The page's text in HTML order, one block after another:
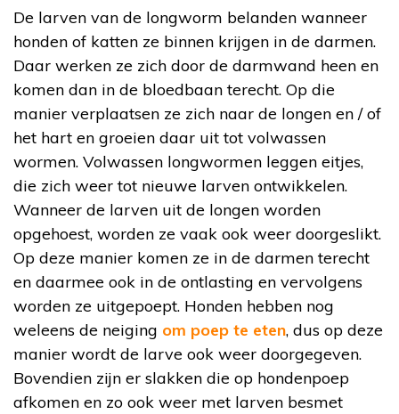
De larven van de longworm belanden wanneer
honden of katten ze binnen krijgen in de darmen.
Daar werken ze zich door de darmwand heen en
komen dan in de bloedbaan terecht. Op die
manier verplaatsen ze zich naar de longen en / of
het hart en groeien daar uit tot volwassen
wormen. Volwassen longwormen leggen eitjes,
die zich weer tot nieuwe larven ontwikkelen.
Wanneer de larven uit de longen worden
opgehoest, worden ze vaak ook weer doorgeslikt.
Op deze manier komen ze in de darmen terecht
en daarmee ook in de ontlasting en vervolgens
worden ze uitgepoept. Honden hebben nog
weleens de neiging om poep te eten, dus op deze
manier wordt de larve ook weer doorgegeven.
Bovendien zijn er slakken die op hondenpoep
afkomen en zo ook weer met larven besmet